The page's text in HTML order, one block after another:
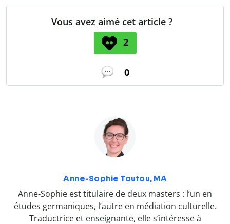
Vous avez aimé cet article ?
2
0
Anne-Sophie Tautou, MA
Anne-Sophie est titulaire de deux masters : l’un en
études germaniques, l’autre en médiation culturelle.
Traductrice et enseignante, elle s’intéresse à